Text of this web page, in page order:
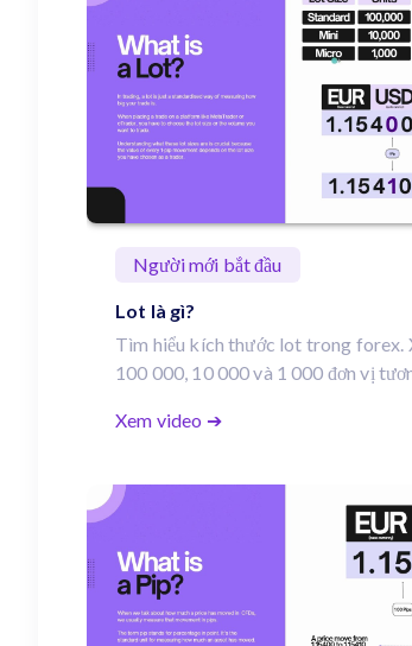
Người mới bắt đầu
Lot là gì?
Tìm hiểu kích thước lot trong forex.
100 000, 10 000 và 1 000 đơn vị
khối lượng trên MetaTrader,
Xem video ➔